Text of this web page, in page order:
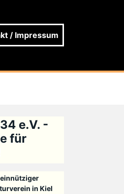
/ Impressum
e.V. -
für
in Kiel